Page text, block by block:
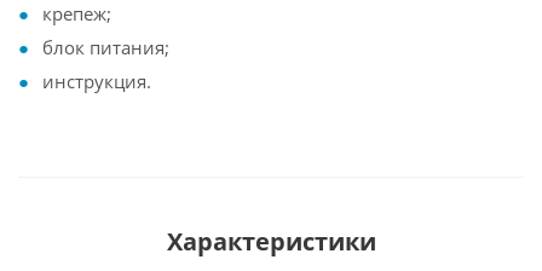
крепеж;
блок питания;
инструкция.
Характеристики